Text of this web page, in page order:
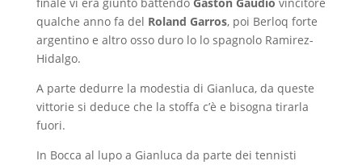
qualche anno fa del Roland Garros, poi Berloq forte
argentino e altro osso duro lo lo spagnolo Ramirez-
Hidalgo.
A parte dedurre la modestia di Gianluca, da queste
vittorie si deduce che la stoffa c’è e bisogna tirarla
fuori.
In Bocca al lupo a Gianluca da parte dei tennisti